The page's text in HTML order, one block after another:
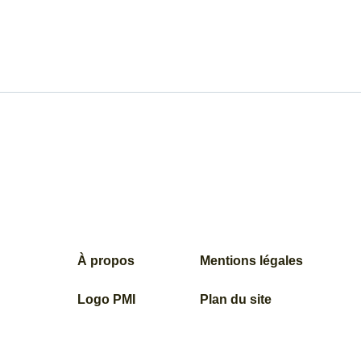
À propos Mentions légales
Logo PMI Plan du site